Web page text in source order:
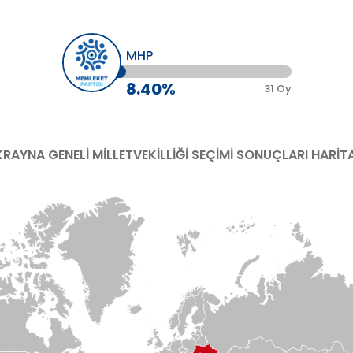
MHP
8.40% 31 Oy
GENELİ MİLLETVEKİLLİĞİ SEÇİMİ SONUÇLARI